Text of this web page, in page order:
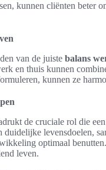
kunnen cliënten beter
van de juiste balans
en thuis kunnen
kunnen ze
de cruciale rol die
levensdoelen,
optimaal
leven.